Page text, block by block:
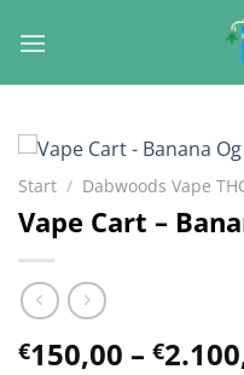
Inhalt
Start / Dabwoods Vape
Vape Cart –
€150,00 – €